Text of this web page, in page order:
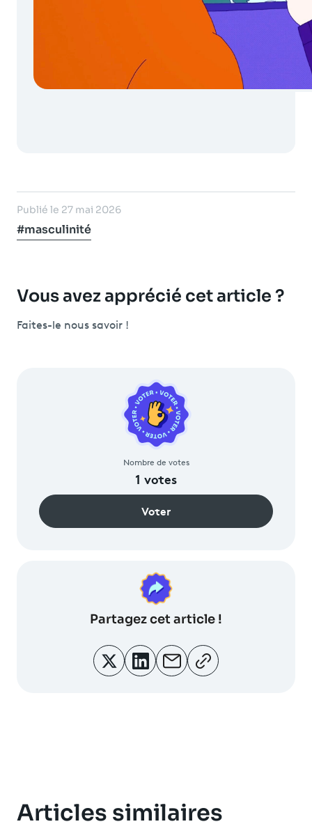
Publié le 27 mai 2026
#masculinité
Vous avez apprécié cet article ?
Faites-le nous savoir !
Nombre de votes
1 votes
Voter
Partagezcet article !
Articles similaires